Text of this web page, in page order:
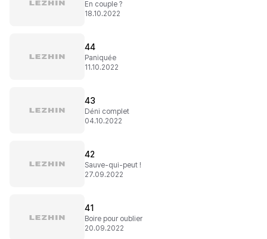
En couple ?
18.10.2022
44
Paniquée
11.10.2022
43
Déni complet
04.10.2022
42
Sauve-qui-peut !
27.09.2022
41
Boire pour oublier
20.09.2022